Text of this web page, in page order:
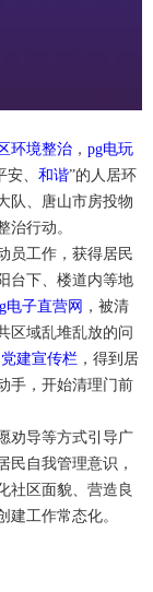
环境整治 ， pg电玩
安、 和谐”的人居环
队、唐山市房投物
治行动。
工作，获得居民
台下、楼道内等地
电子直营网 ，被清
区域乱堆乱放的问
党建宣传栏 ，得到居
手，开始清理门前
劝导等方式引导广
民自我管理意识，
社区面貌、营造良
工作常态化。